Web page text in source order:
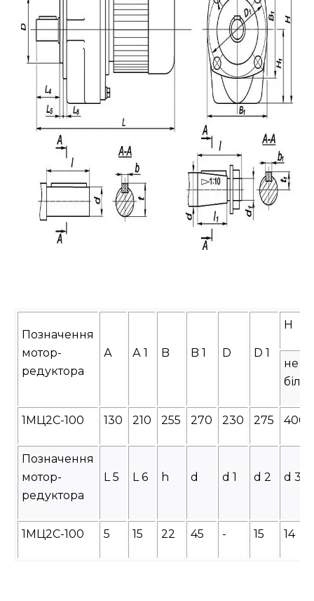
Позначення
мотор-
редуктора
А А 1 B B 1 D D 1
H
не
1МЦ2С-100 130 210 255 270 230 275 400
Позначення
мотор-
редуктора
L 5 L 6 h d d 1 d 2 d 3
1МЦ2С-100 5 15 22 45 - 15 14